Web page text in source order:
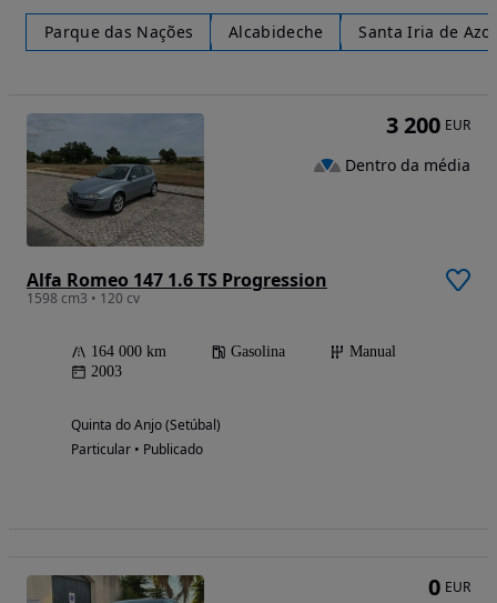
Parque das Nações Alcabideche Santa Iria de
Alfa Romeo 147 1.6 TS Progression
1598 cm3 • 120 cv
164 000 km Gasolina
Manual
2003
Quinta do Anjo (Setúbal)
Particular • Publicado
3 200 EUR
Dentro da média
0 EUR